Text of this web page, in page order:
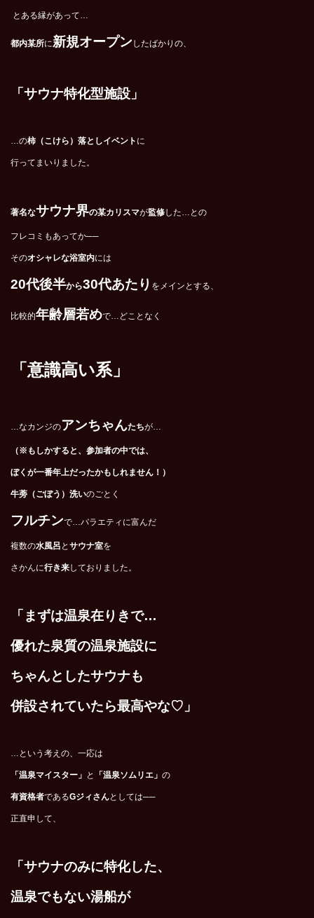
とある縁があって…
都内某所に新規オープン したばかりの、
「サウナ特化型施設」
…の柿（こけら）落としイベント に
行ってまいりました。
著名なサウナ界の某カリスマが監修した…との
フレコミもあってか──
そのオシャレな浴室内には
20代後半から30代あたり をメインとする、
比較的年齢層若めで…どことなく
「意識高い系」
…なカンジのアンちゃんたちが…
（※もしかすると、参加者の中では、
ぼくが一番年上だったかもしれません！）
牛蒡（ごぼう）洗いのごとく
フルチンで…バラエティに富んだ
複数の水風呂 とサウナ室を
さかんに行き来しておりました。
「まずは温泉在りきで…
優れた泉質の温泉施設に
ちゃんとしたサウナも
併設されていたら最高やな♡」
…という考えの、一応は
「温泉マイスター」 と 「温泉ソムリエ」 の
有資格者であるGジィさんとしては──
正直申して、
「サウナのみに特化した、
温泉でもない湯船が